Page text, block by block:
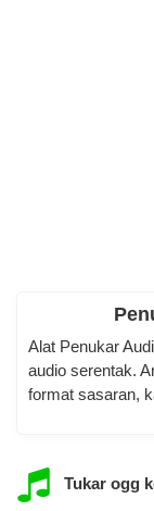
Alat Penukar
audio serentak.
format sasaran,
Tukar ogg